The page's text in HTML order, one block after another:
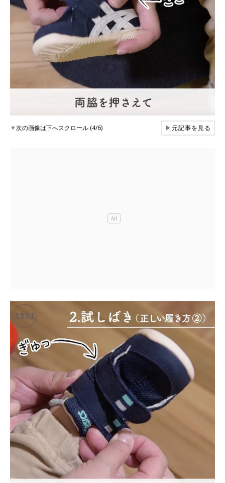
▼次の画像は下へスクロール (4/6) ▶元記事を見る